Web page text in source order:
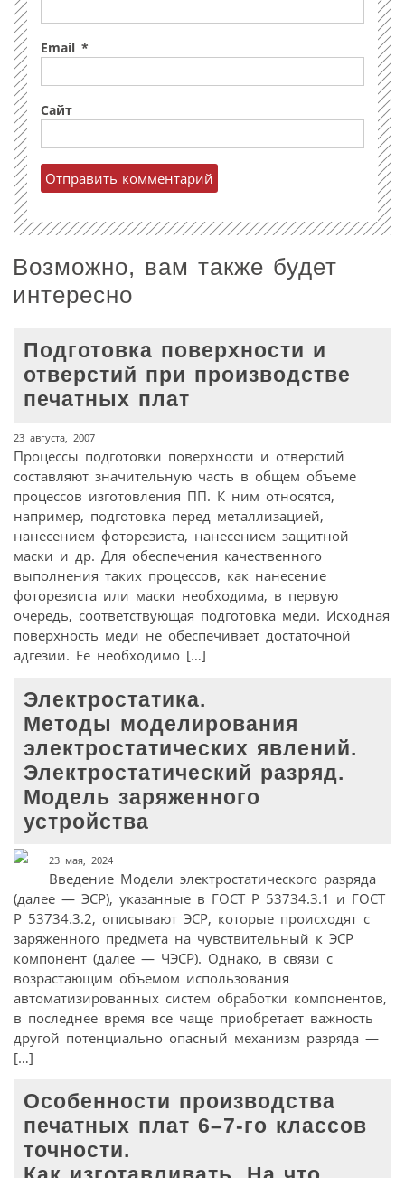
Email *
Сайт
Возможно, вам также будет
интересно
Подготовка поверхности и
отверстий при производстве
печатных плат
23 августа, 2007
Процессы подготовки поверхности и отверстий
составляют значительную часть в общем объеме
процессов изготовления ПП. К ним относятся,
например, подготовка перед металлизацией,
нанесением фоторезиста, нанесением защитной
маски и др. Для обеспечения качественного
выполнения таких процессов, как нанесение
фоторезиста или маски необходима, в первую
очередь, соответствующая подготовка меди. Исходная
поверхность меди не обеспечивает достаточной
адгезии. Ее необходимо […]
Электростатика.
Методы моделирования
электростатических явлений.
Электростатический разряд.
Модель заряженного
устройства
23 мая, 2024
Введение Модели электростатического разряда
(далее — ЭСР), указанные в ГОСТ Р 53734.3.1 и ГOCT
P 53734.3.2, описывают ЭСР, которые происходят с
заряженного предмета на чувствительный к ЭСР
компонент (далее — ЧЭСР). Однако, в связи с
возрастающим объемом использования
автоматизированных систем обработки компонентов,
в последнее время все чаще приобретает важность
другой потенциально опасный механизм разряда —
[…]
Особенности производства
печатных плат 6–7‑го классов
точности.